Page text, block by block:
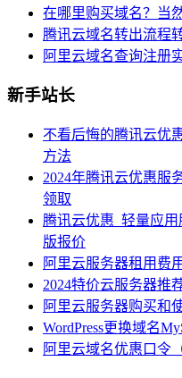
在哪里购买域名？当
腾讯云域名转出流程
阿里云域名查询注册
新手站长
不看后悔的腾讯云优
方法
2024年腾讯云优惠服
领取
腾讯云优惠_轻量应
版报价
阿里云服务器租用费
2024特价云服务器推
阿里云服务器购买和
WordPress更换域名
阿里云域名优惠口令